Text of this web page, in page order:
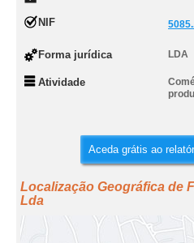
NIF
Forma jurídica LDA
Atividade
Aceda grátis ao
Localização Geográfica de
Lda